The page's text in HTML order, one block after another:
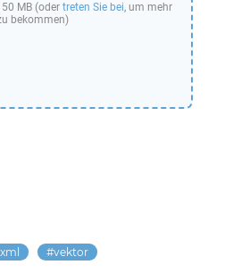
MB (oder treten Sie bei, um mehr
bekommen)
xml vektor